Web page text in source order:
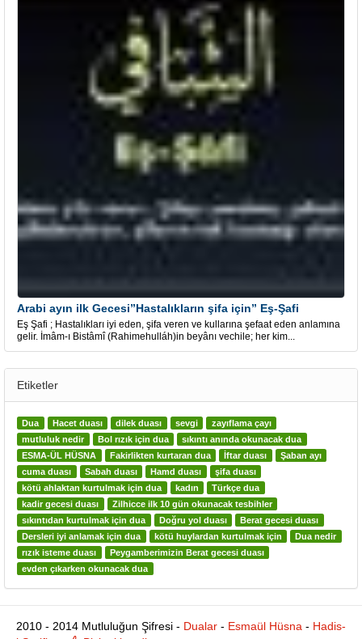
Arabi ayın ilk Gecesi”Hastalıkların şifa için” Eş-Şafi
Eş Şafi ; Hastalıkları iyi eden, şifa veren ve kullarına şefaat eden anlamına
gelir. İmâm-ı Bistâmî (Rahimehulláh)in beyânı vechile; her kim...
Etiketler
Dua Hacet duası dilek duası sevgi
zayıflama çayı
mutluluk nedir
Bol rızık için dua
sıkıntı anında okunacak dua
ESMA-ÜL HÜSNA
Fakirlikten kurtaran dua İftar duası
Şaban ayı
cuma duası
Sabah duası Hamd duası
şifa duası
kötü ahlaktan kurtulmak için dua
kadın
Türkçe dua
kadir gecesi duası
Zilhicce ilk 10 gün okunacak tesbihler
sıkıntıdan kurtulmak için dua
Doğru yol duası
Berat gecesi duası
Dersleri iyi anlamak için dua
kötü huylardan kurtulmak için
Dua nedir
rızık isteme duası
Peygamberimizin Berat gecesi duası
evden çıkarken okunacak dua
2010 - 2014 Mutluluğun Şifresi - Dualar - Esmaül Hüsna - Hadis-